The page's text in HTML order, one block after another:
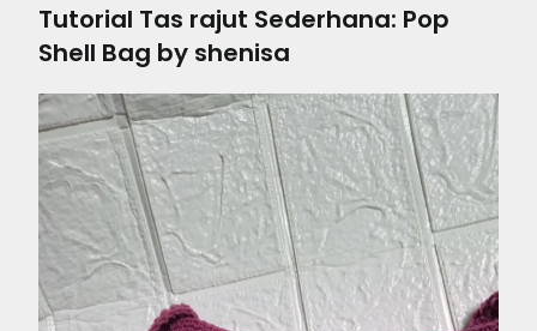
Tutorial Tas rajut Sederhana: Pop
Shell Bag by shenisa